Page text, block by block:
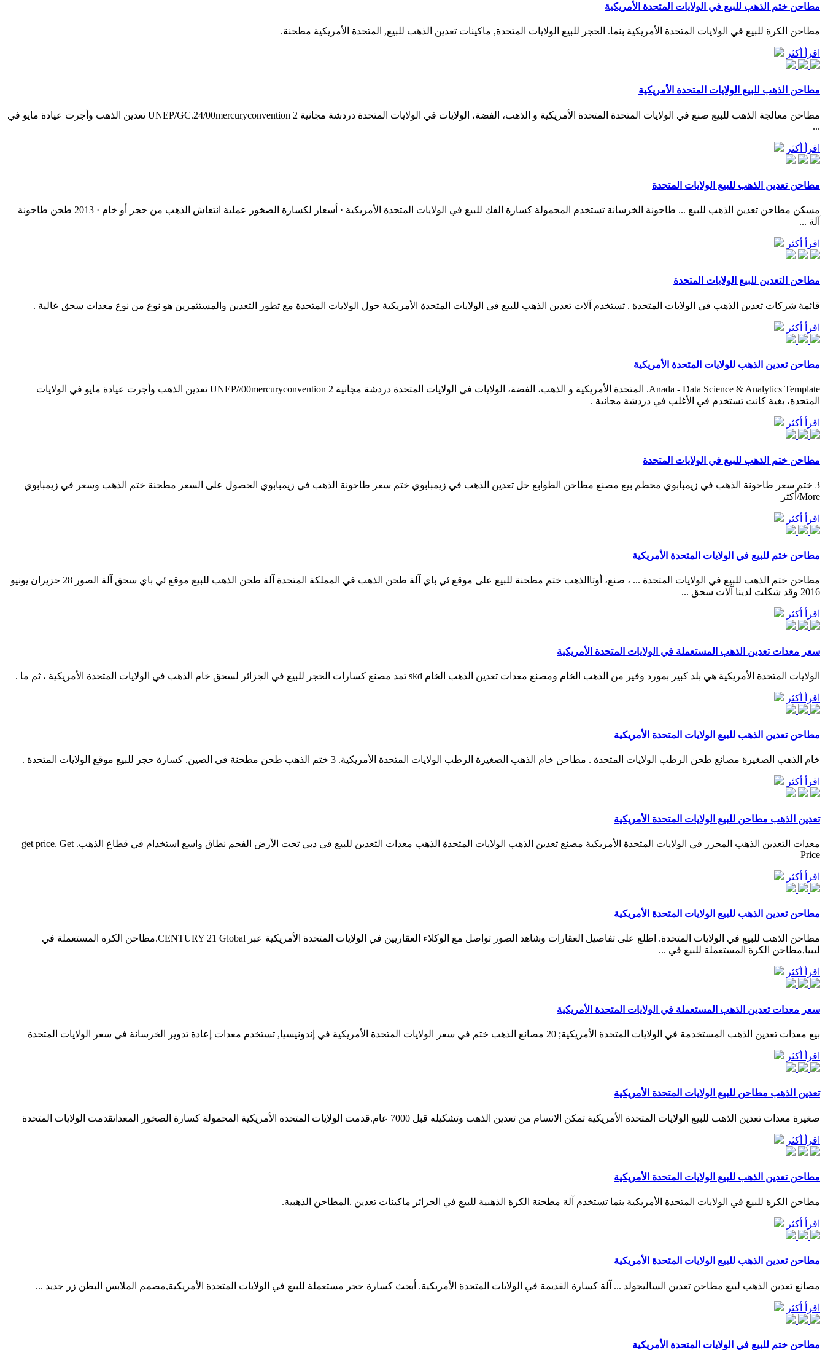
مطاحن ختم الذهب للبيع في الولايات المتحدة الأمريكية
مطاحن الكرة للبيع في الولايات المتحدة الأمريكية بنما. الحجر للبيع الولايات المتحدة, ماكينات تعدين الذهب للبيع, المتحدة الأمريكية مطحنة.
اقرأ أكثر
مطاحن الذهب للبيع الولايات المتحدة الأمريكية
مطاحن معالجة الذهب للبيع صنع في الولايات المتحدة المتحدة الأمريكية و الذهب، الفضة، الولايات في الولايات المتحدة دردشة مجانية UNEP/GC.24/00mercuryconvention 2 تعدين الذهب وأجرت عيادة مايو في
...
اقرأ أكثر
مطاحن تعدين الذهب للبيع الولايات المتحدة
مسكن مطاحن تعدين الذهب للبيع ... طاحونة الخرسانة تستخدم المحمولة كسارة الفك للبيع في الولايات المتحدة الأمريكية · أسعار لكسارة الصخور عملية انتعاش الذهب من حجر أو خام · 2013 طحن طاحونة
آلة ...
اقرأ أكثر
مطاحن التعدين للبيع الولايات المتحدة
قائمة شركات تعدين الذهب في الولايات المتحدة . تستخدم آلات تعدين الذهب للبيع في الولايات المتحدة الأمريكية حول الولايات المتحدة مع تطور التعدين والمستثمرين هو نوع من نوع معدات سحق عالية .
اقرأ أكثر
مطاحن تعدين الذهب للولايات المتحدة الأمريكية
Anada - Data Science & Analytics Template. المتحدة الأمريكية و الذهب، الفضة، الولايات في الولايات المتحدة دردشة مجانية UNEP//00mercuryconvention 2 تعدين الذهب وأجرت عيادة مايو في الولايات
المتحدة، بغية كانت تستخدم في الأغلب في دردشة مجانية .
اقرأ أكثر
مطاحن ختم الذهب للبيع في الولايات المتحدة
3 ختم سعر طاحونة الذهب في زيمبابوي محطم بيع مصنع مطاحن الطوابع حل تعدين الذهب في زيمبابوي ختم سعر طاحونة الذهب في زيمبابوي الحصول على السعر مطحنة ختم الذهب وسعر في زيمبابوي
More/أكثر
اقرأ أكثر
مطاحن ختم للبيع في الولايات المتحدة الأمريكية
مطاحن ختم الذهب للبيع في الولايات المتحدة ... ، صنع، أوتا الذهب ختم مطحنة للبيع على موقع ئي باي آلة طحن الذهب في المملكة المتحدة آلة طحن الذهب للبيع موقع ئي باي سحق آلة الصور 28 حزيران يونيو
2016 وقد شكلت لدينا آلات سحق ...
اقرأ أكثر
سعر معدات تعدين الذهب المستعملة في الولايات المتحدة الأمريكية
الولايات المتحدة الأمريكية هي بلد كبير بمورد وفير من الذهب الخام ومصنع معدات تعدين الذهب الخام skd تمد مصنع كسارات الحجر للبيع في الجزائر لسحق خام الذهب في الولايات المتحدة الأمريكية ، ثم ما .
اقرأ أكثر
مطاحن تعدين الذهب للبيع الولايات المتحدة الأمريكية
خام الذهب الصغيرة مصانع طحن الرطب الولايات المتحدة . مطاحن خام الذهب الصغيرة الرطب الولايات المتحدة الأمريكية. 3 ختم الذهب طحن مطحنة في الصين. كسارة حجر للبيع موقع الولايات المتحدة .
اقرأ أكثر
تعدين الذهب مطاحن للبيع الولايات المتحدة الأمريكية
معدات التعدين الذهب المحرز في الولايات المتحدة الأمريكية مصنع تعدين الذهب الولايات المتحدة الذهب معدات التعدين للبيع في دبي تحت الأرض الفحم نطاق واسع استخدام في قطاع الذهب. get price. Get
Price
اقرأ أكثر
مطاحن تعدين الذهب للبيع الولايات المتحدة الأمريكية
مطاحن الذهب للبيع في الولايات المتحدة. اطلع على تفاصيل العقارات وشاهد الصور تواصل مع الوكلاء العقاريين في الولايات المتحدة الأمريكية عبر CENTURY 21 Global.مطاحن الكرة المستعملة في
ليبيا,مطاحن الكرة المستعملة للبيع في ...
اقرأ أكثر
سعر معدات تعدين الذهب المستعملة في الولايات المتحدة الأمريكية
بيع معدات تعدين الذهب المستخدمة في الولايات المتحدة الأمريكية; 20 مصانع الذهب ختم في سعر الولايات المتحدة الأمريكية في إندونيسيا, تستخدم معدات إعادة تدوير الخرسانة في سعر الولايات المتحدة
اقرأ أكثر
تعدين الذهب مطاحن للبيع الولايات المتحدة الأمريكية
صغيرة معدات تعدين الذهب للبيع الولايات المتحدة الأمريكية تمكن الانسام من تعدين الذهب وتشكيله قبل 7000 عام.قدمت الولايات المتحدة الأمريكية المحمولة كسارة الصخور المعداتقدمت الولايات المتحدة
اقرأ أكثر
مطاحن تعدين الذهب للبيع الولايات المتحدة الأمريكية
مطاحن الكرة للبيع في الولايات المتحدة الأمريكية بنما تستخدم آلة مطحنة الكرة الذهبية للبيع في الجزائر ماكينات تعدين .المطاحن الذهبية.
اقرأ أكثر
مطاحن تعدين الذهب للبيع الولايات المتحدة الأمريكية
مصانع تعدين الذهب لبيع مطاحن تعدين الساليجولد ... آلة كسارة القديمة في الولايات المتحدة الأمريكية. أبحث كسارة حجر مستعملة للبيع في الولايات المتحدة الأمريكية,مصمم الملابس البطن زر جديد ...
اقرأ أكثر
مطاحن ختم للبيع في الولايات المتحدة الأمريكية